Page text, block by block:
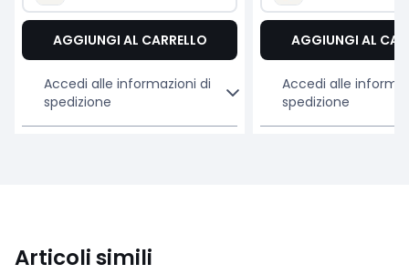
AGGIUNGI AL CARRELLO
Accedi alle informazioni di
spedizione
AGGIUNGI AL
Accedi alle
spedizione
Articoli simili